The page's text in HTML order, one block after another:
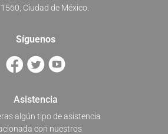
Ciudad de México.
Síguenos
Asistencia
algún tipo de asistencia
con nuestros